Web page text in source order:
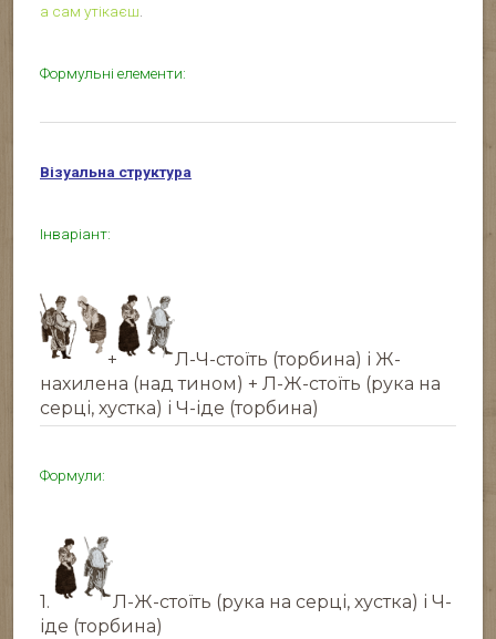
а сам утікаєш
Формульні елементи:
Візуальна структура
Інваріант:
+
Л-Ч-стоїть (торбина) і Ж-
нахилена (над тином) + Л-Ж-стоїть (рука на
серці, хустка) і Ч-іде (торбина)
Формули:
1.
Л-Ж-стоїть (рука на серці, хустка) і Ч-
іде (торбина)